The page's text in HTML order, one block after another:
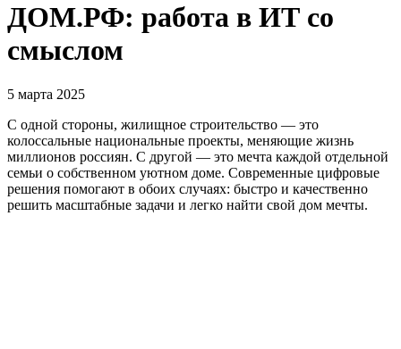
ДОМ.РФ: работа в ИТ со
смыслом
5 марта 2025
С одной стороны, жилищное строительство — это
колоссальные национальные проекты, меняющие жизнь
миллионов россиян. С другой — это мечта каждой отдельной
семьи о собственном уютном доме. Современные цифровые
решения помогают в обоих случаях: быстро и качественно
решить масштабные задачи и легко найти свой дом мечты.